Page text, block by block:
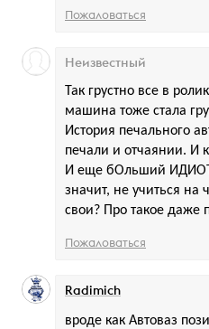
Пожаловаться
Так грустно все в
машина тоже стала
История печального
печали и отчаянии. И
И еще бОльший
значит, не учиться на
свои? Про такое даже
Неизвестный
Пожаловаться
вроде как Автоваз
Radimich